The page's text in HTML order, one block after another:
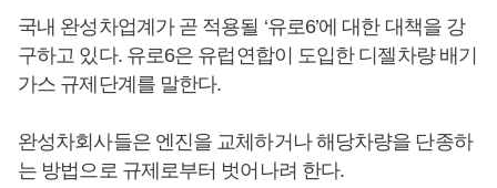
국내 완성차업계가 곧 적용될 ‘유로6’에 대한 대책을 강
구하고 있다. 유로6은 유럽연합이 도입한 디젤차량 배기
가스 규제단계를 말한다.
완성차회사들은 엔진을 교체하거나 해당차량을 단종하
는 방법으로 규제로부터 벗어나려 한다.